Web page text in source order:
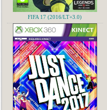
FIFA 17 (2016/LT+3.0)